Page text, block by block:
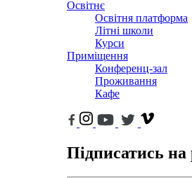
Освітнє
Освітня платформа
Літні школи
Курси
Приміщення
Конференц-зал
Проживання
Кафе
Підписатись на